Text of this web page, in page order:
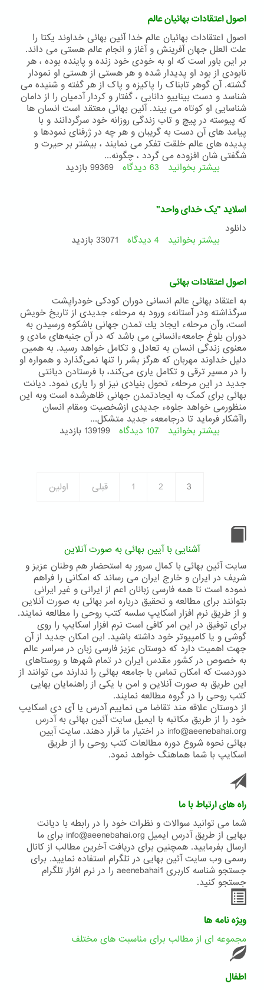
انسانی
اصول اعتقادات بهائیان عالم
اصول اعتقادات بهائیان عالم خدا آئین بهائی خداوند یکتا را
علت العلل جهان آفرینش و آغاز و انجام عالم هستی می داند.
بر این باور است که او به خودی خود زنده و پاینده بوده ، هر
نابودی از بود او پدیدار شده و هر هستی از هستی او نمودار
گشته. آن گوهر تابناک را پاکیزه و پاک از هر گفته و شنیده می
شناسد و دست بیناییو دانایی ، گفتار و کردار آدمیان را از دامان
شناسایی او کوتاه می بیند. آئین بهائی معتقد است انسان ها
که پیوسته در پیچ و تاب زندگی روزانه خود سرگردانند و با
پیامد های آن دست به گریبان و هر چه در ژرفنای نمودها و
پدیده های عالم خلقت تفکر می نمایند ، بیشتر بر حیرت و
شگفتی شان افزوده می گردد ، چگونه...
بیشتر بخوانید درباره
بهائیان
عالم
63 دیدگاه 99369 بازدید
اسلاید "یک خدای واحد"
دانلود
بیشتر بخوانید درباره
4 دیدگاه 33071 بازدید
اصول اعتقادات بهائی
به اعتقاد بهائی عالم انسانی دوران كودكی خودراپشت
سرگذاشته ودر آستانهء ورود به مرحلهء جدیدی از تاریخ خویش
است، وآن مرحلهء ایجاد یك تمدن جهانی باشكوه ورسیدن به
دوران بلوغ جامعهءانسانی می باشد كه در آن جنبه‌های مادی و
معنوی زندگی انسان به تعادل و تكامل خواهد رسید. به همین
دلیل خداوند مهربان كه هرگز بشر را تنها نمی‌گذارد و همواره او
را در مسیر ترقی و تكامل یاری می‌كند، با فرستادن دیانتی
جدید در این مرحلهء تحول بنیادی نیز او را یاری نمود. دیانت
بهائی برای کمک به ایجادتمدن جهانی ظاهرشده است وبه این
منظورمی خواهد جلوهء جدیدی ازشخصیت ومقام انسان
راآشکار فرماید تا درجامعهء جدید متشکل...
بیشتر بخوانید درباره
107 دیدگاه 139199 بازدید
اولین قبلی 1 2 3
آشنایی با آیین بهائی به صورت آنلاین
سایت آئین بهائی با کمال سرور به استحضار هم وطنان عزیز و
شریف در ایران و خارج ایران می رساند که امکانی را فراهم
نموده است تا همه فارسی زبانان اعم از ایرانی و غیر ایرانی
بتوانند برای مطالعه و تحقیق درباره امر بهائی به صورت آنلاین
و از طریق نرم افزار اسکایپ سلسه کتب روحی را مطالعه نمایند.
برای توفیق در این امر کافی است نرم افزار اسکایپ را روی
گوشی و یا کامپیوتر خود داشته باشید. این امکان جدید از آن
جهت اهمیت دارد که دوستان عزیز فارسی زبان در سراسر عالم
به خصوص در کشور مقدس ایران در تمام شهرها و روستاهای
دوردست که امکان تماس با جامعه بهائی را ندارند می توانند از
این طریق به صورت آنلاین و امن با یکی از راهنمایان بهایی
کتب روحی را در گروه مطالعه نمایند.
از دوستان علاقه مند تقاضا می نماییم آدرس یا آی دی اسکایپ
خود را از طریق مکاتبه با ایمیل سایت آئین بهائی به آدرس
info@aeenebahai.org در اختیار ما قرار دهند. سایت آیین
بهائی نحوه شروع دوره مطالعات کتب روحی را از طریق
اسکایپ با شما هماهنگ خواهد نمود.
راه های ارتباط با ما
شما می توانید سوالات و نظرات خود را در رابطه با دیانت
بهایی از طریق آدرس ایمیل info@aeenebahai.org برای ما
ارسال بفرمایید. همچنین برای دریافت آخرین مطالب از کانال
رسمی وب سایت آئین بهایی در تلگرام استفاده نمایید. برای
جستجو شناسه کاربری aeenebahai1 را در نرم افزار تلگرام
جستجو کنید.
ویژه نامه ها
مجموعه ای از مطالب برای مناسبت های مختلف
اطفال